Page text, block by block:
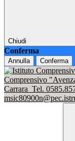
Chiudi
Conferma
Annulla Conferma
Comprensivo
Carrara Tel.